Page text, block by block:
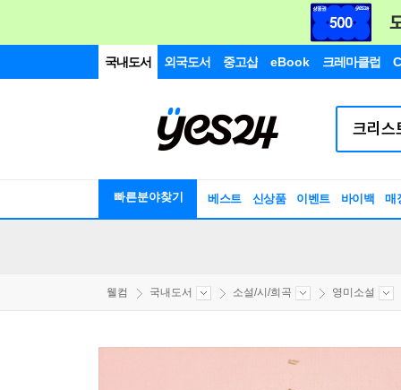
국내도서 외국도서 중고샵 eBook 크레마클럽
빠른분야찾기 베스트 신상품 이벤트 바이백 매
웰컴 국내도서 소설/시/희곡 영미소설